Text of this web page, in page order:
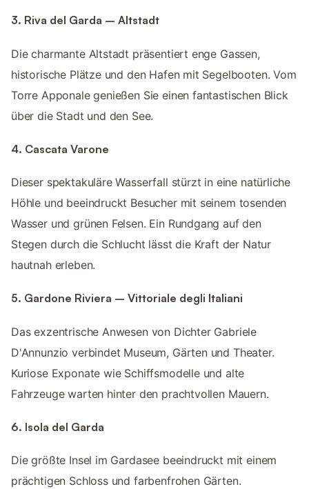
3. Riva del Garda – Altstadt
Die charmante Altstadt präsentiert enge Gassen,
historische Plätze und den Hafen mit Segelbooten. Vom
Torre Apponale genießen Sie einen fantastischen Blick
über die Stadt und den See.
4. Cascata Varone
Dieser spektakuläre Wasserfall stürzt in eine natürliche
Höhle und beeindruckt Besucher mit seinem tosenden
Wasser und grünen Felsen. Ein Rundgang auf den
Stegen durch die Schlucht lässt die Kraft der Natur
hautnah erleben.
5. Gardone Riviera – Vittoriale degli Italiani
Das exzentrische Anwesen von Dichter Gabriele
D'Annunzio verbindet Museum, Gärten und Theater.
Kuriose Exponate wie Schiffsmodelle und alte
Fahrzeuge warten hinter den prachtvollen Mauern.
6. Isola del Garda
Die größte Insel im Gardasee beeindruckt mit einem
prächtigen Schloss und farbenfrohen Gärten.